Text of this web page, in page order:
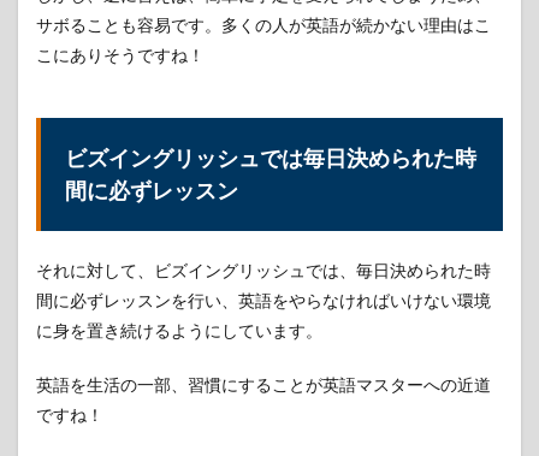
しても成果に
満足できなけ
れば全額返金
BizEnglish（ビ
ズイングリッ
シュ）の魅力
ンセリングが
10
終わ
りに
11
参考-
その
サボることも容易です。多くの人が英語が続かない理由はこ
こにありそうですね！
ビズイングリッシュでは毎日決められた時
間に必ずレッスン
それに対して、ビズイングリッシュでは、毎日決められた時
間に必ずレッスンを行い、英語をやらなければいけない環境
に身を置き続けるようにしています。
英語を生活の一部、習慣にすることが英語マスターへの近道
ですね！